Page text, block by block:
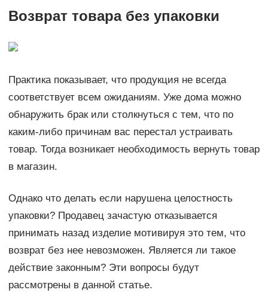
Возврат товара без упаковки
Практика показывает, что продукция не всегда
соответствует всем ожиданиям. Уже дома можно
обнаружить брак или столкнуться с тем, что по
каким-либо причинам вас перестал устраивать
товар. Тогда возникает необходимость вернуть товар
в магазин.
Однако что делать если нарушена целостность
упаковки? Продавец зачастую отказывается
принимать назад изделие мотивируя это тем, что
возврат без нее невозможен. Является ли такое
действие законным? Эти вопросы будут
рассмотрены в данной статье.